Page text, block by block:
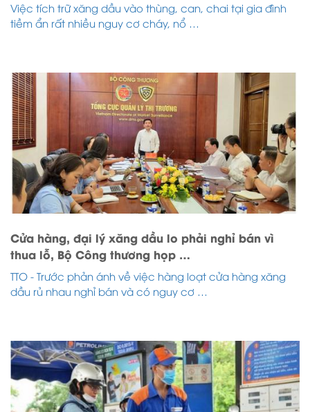
Việc tích trữ xăng dầu vào thùng, can, chai tại gia đình
tiềm ẩn rất nhiều nguy cơ cháy, nổ …
Cửa hàng, đại lý xăng dầu lo phải nghỉ bán vì
thua lỗ, Bộ Công thương họp …
TTO - Trước phản ánh về việc hàng loạt cửa hàng xăng
dầu rủ nhau nghỉ bán và có nguy cơ …